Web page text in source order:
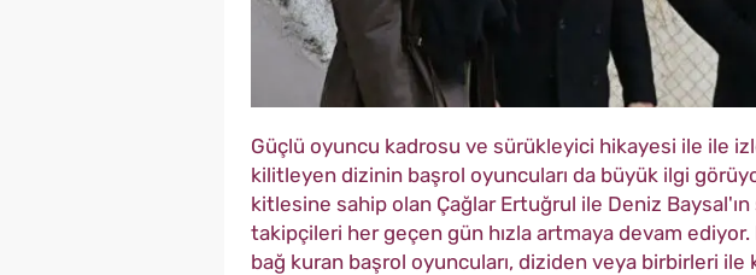
Güçlü oyuncu kadrosu ve sürükleyici hikayesi ile ile
kilitleyen dizinin başrol oyuncuları da büyük ilgi
kitlesine sahip olan Çağlar Ertuğrul ile Deniz
takipçileri her geçen gün hızla artmaya devam ediyor.
bağ kuran başrol oyuncuları, diziden veya birbirleri ile